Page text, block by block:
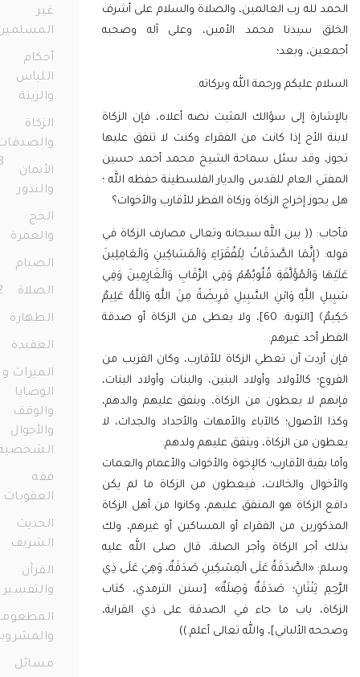
لله رب العالمين، والصلاة والسلام على أشرف
سيدنا محمد الأمين، وعلى آله وصحبه
وبعد؛
عليكم ورحمة الله وبركاته.
إلى سؤالك المثبت نصه أعلاه، فإن الزكاة
الأخ إذا كانت من الفقراء وكنت لا تنفق عليها
وقد سئل سماحة الشيخ محمد أحمد حسين
العام للقدس والديار الفلسطينة حفظه الله ؛
إخراج الزكاة وزكاة الفطر للأقارب والأخوات؟
(( بين الله سبحانه وتعالى مصارف الزكاة في
الصَّدَقَاتُ لِلْفُقَرَاءِ وَالْمَسَاكِينِ وَالْعَامِلِينَ
وَالْمُؤَلَّفَةِ قُلُوبُهُمْ وَفِي الرِّقَابِ وَالْغَارِمِينَ وَفِي
وَابْنِ السَّبِيلِ فَرِيضَةً مِنَ اللَّهِ وَاللَّهُ عَلِيمٌ
حَكِيمٌ﴾ [التوبة: 60]، ولا يعطى من الزكاة أو صدقة
أحد غيرهم.
أن تعطي الزكاة للأقارب، وكان القريب من
كالأولاد وأولاد البنين، والبنات وأولاد البنات،
لا يعطون من الزكاة، وينفق عليهم والدهم،
كالآباء والأمهات والأجداد والجدات، لا
من الزكاة، وينفق عليهم ولدهم.
الأقارب؛ كالإخوة والأخوات والأعمام والعمات
والخالات، فيعطون من الزكاة ما لم يكن
هو المنفق عليهم، وكانوا من أهل الزكاة
من الفقراء أو المساكين أو غيرهم، ولك
الزكاة وأجر الصلة، قال صلى الله عليه
«الصَّدَقَةُ عَلَى الْمِسْكِينِ صَدَقَةٌ، وَهِيَ عَلَى ذِي
ثِنْتَانِ؛ صَدَقَةٌ وَصِلَةٌ» [سنن الترمذي، كتاب
باب ما جاء في الصدقة على ذي القرابة،
والله تعالى أعلم.))
المسلمين
36
72
والصدقات
158
68
والعمرة
23
91
172
الطهارة 98
العقيدة 38
الميراث و
والوقف
والأحوال
الشخصية
العقوبات
11
الشريف
12
والتفسير 56
المطعومات
والمشروبات
21
مسائل